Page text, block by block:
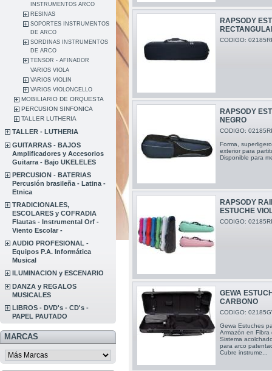
INSTRUMENTOS ARCO
RESINAS
SOPORTES INSTRUMENTOS
DE ARCO
SORDINAS INSTRUMENTOS
DE ARCO
TENSOR - AFINADOR
VARIOS VIOLA
VARIOS VIOLIN
VARIOS VIOLONCELLO
MOBILIARIO DE ORQUESTA
PERCUSION SINFONICA
TALLER LUTHERIA
TALLER - LUTHERIA
GUITARRAS - BAJOS
Amplificadores y Accesorios
Guitarra - Bajo UKELELES
PERCUSION - BATERIAS
Percusión brasileña - Latina -
Etnica
TRADICIONALES,
ESCOLARES y COFRADIA
Flautas - Instrumental Orf -
Viento Escolar -
AUDIO PROFESIONAL -
Equipos P.A. Informática
Musical
ILUMINACION y ESCENARIO
DANZA y REGALOS
MUSICALES
LIBROS - DVD's - CD's -
PAPEL PAUTADO
MARCAS
RAPSODY
CODIGO:
RAPSODY
NEGRO
CODIGO:
Forma,
exterior para
Disponible para
RAPSODY
ESTUCHE
CODIGO:
GEWA
CARBONO
CODIGO:
Gewa Estuches
Armazón en
Sistema
para arco
Cubre instrume...